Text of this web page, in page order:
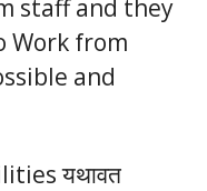
staff and they
Work from
and
यथावत